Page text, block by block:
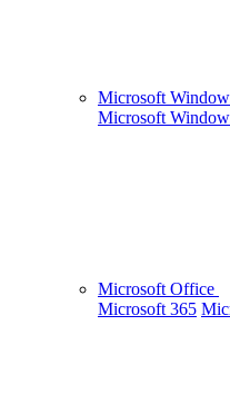
Microsoft
Microsoft
Microsoft Office
Microsoft 365